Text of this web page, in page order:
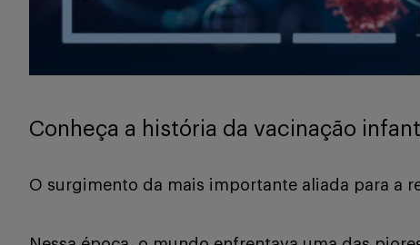
Conheça a história da vacinação
O surgimento da mais importante aliada para a